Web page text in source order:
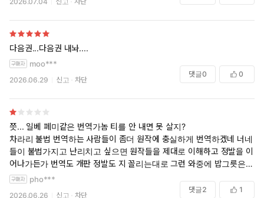
다음권...다음권 내놔....
moo***
2026.06.29 신고 차단
댓글0 0
쯧... 일베 페미같은 번역가놈 티를 안 내면 못 살지?
차라리 불법 번역하는 사람들이 좀더 원작에 충실하게 번역하겠네 너네
들이 불법가지고 난리치고 싶으면 원작들을 제대로 이해하고 정발을 이
어나가든가 번역도 개판 정발도 지 꼴리는대로 그런 와중에 밥그릇은 챙
기고 싶냐?
pho***
2026.06.26 신고 차단
댓글2 1